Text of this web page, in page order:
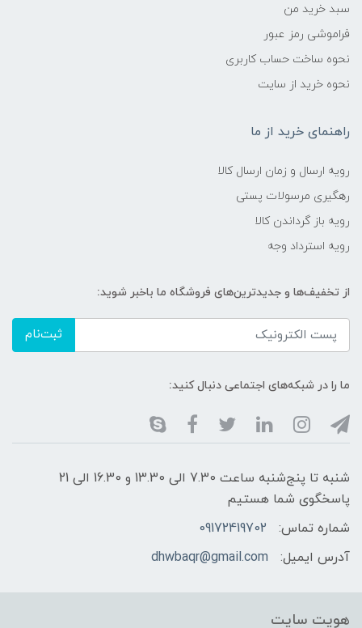
سبد خرید من
فراموشی رمز عبور
نحوه ساخت حساب کاربری
نحوه خرید از سایت
راهنمای خرید از ما
رویه ارسال و زمان ارسال کالا
رهگیری مرسولات پستی
رویه باز گرداندن کالا
رویه استرداد وجه
از تخفیف‌ها و جدیدترین‌های فروشگاه ما باخبر شوید:
ثبت‌نام
ما را در شبکه‌های اجتماعی دنبال کنید:
شنبه تا پنج‌شنبه ساعت 7.30 الی 13.30 و 16.30 الی 21
پاسخگوی شما هستیم
شماره تماس:
09172419702
آدرس ایمیل:
dhwbaqr@gmail.com
هویت سایت